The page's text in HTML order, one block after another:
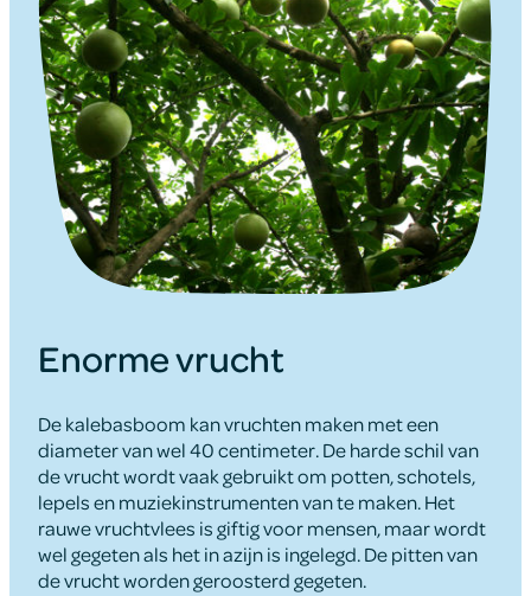
Enorme vrucht
De kalebasboom kan vruchten maken met een
diameter van wel 40 centimeter. De harde schil van
de vrucht wordt vaak gebruikt om potten, schotels,
lepels en muziekinstrumenten van te maken. Het
rauwe vruchtvlees is giftig voor mensen, maar wordt
wel gegeten als het in azijn is ingelegd. De pitten van
de vrucht worden geroosterd gegeten.